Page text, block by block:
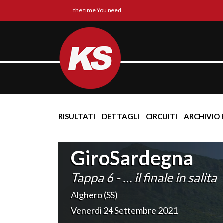
the time You need
RISULTATI DETTAGLI CIRCUITI ARCHIVIO
GiroSardegna
Tappa 6 - … il finale in salita
Alghero (SS)
Venerdì 24 Settembre 2021